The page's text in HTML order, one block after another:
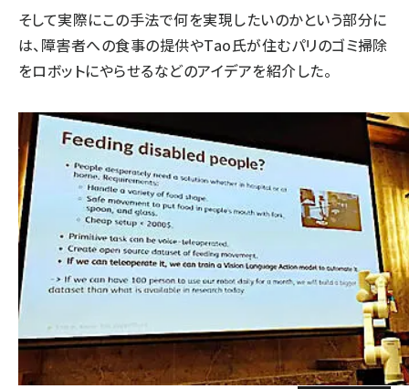
そして実際にこの手法で何を実現したいのかという部分に
は、障害者への食事の提供やTao氏が住むパリのゴミ掃除
をロボットにやらせるなどのアイデアを紹介した。